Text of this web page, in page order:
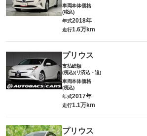
車両本体価格
(税込)
年式2018年
走行1.6万km
プリウス
支払総額
(税込)(リ済込・追)
車両本体価格
(税込)
年式2017年
走行1.1万km
プリウス